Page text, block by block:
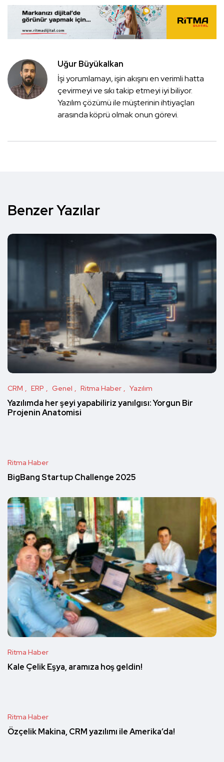
Uğur Büyükalkan
İşi yorumlamayı, işin akışını en verimli hatta
çevirmeyi ve sıkı takip etmeyi iyi biliyor.
Yazılım çözümü ile müşterinin ihtiyaçları
arasında köprü olmak onun görevi.
Benzer Yazılar
CRM ERP Genel Ritma Haber Yazılım
Yazılımda her şeyi yapabiliriz yanılgısı: Yorgun Bir
Projenin Anatomisi
Ritma Haber
BigBang Startup Challenge 2025
Ritma Haber
Kale Çelik Eşya, aramıza hoş geldin!
Ritma Haber
Özçelik Makina, CRM yazılımı ile Amerika’da!